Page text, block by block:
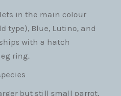
in the main colour
type), Blue, Lutino, and
with a hatch
ring.
but still small parrot,